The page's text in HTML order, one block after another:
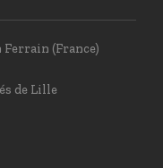
Ferrain (France)
de Lille